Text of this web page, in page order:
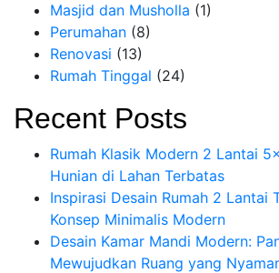
Masjid dan Musholla (1)
Perumahan (8)
Renovasi (13)
Rumah Tinggal (24)
Recent Posts
Rumah Klasik Modern 2 Lantai
Hunian di Lahan Terbatas
Inspirasi Desain Rumah 2 Lantai
Konsep Minimalis Modern
Desain Kamar Mandi Modern:
Mewujudkan Ruang yang